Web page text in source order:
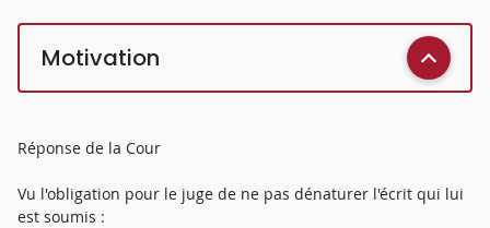
Motivation
Réponse de la Cour
Vu l'obligation pour le juge de ne pas dénaturer l'écrit qui lui
est soumis :